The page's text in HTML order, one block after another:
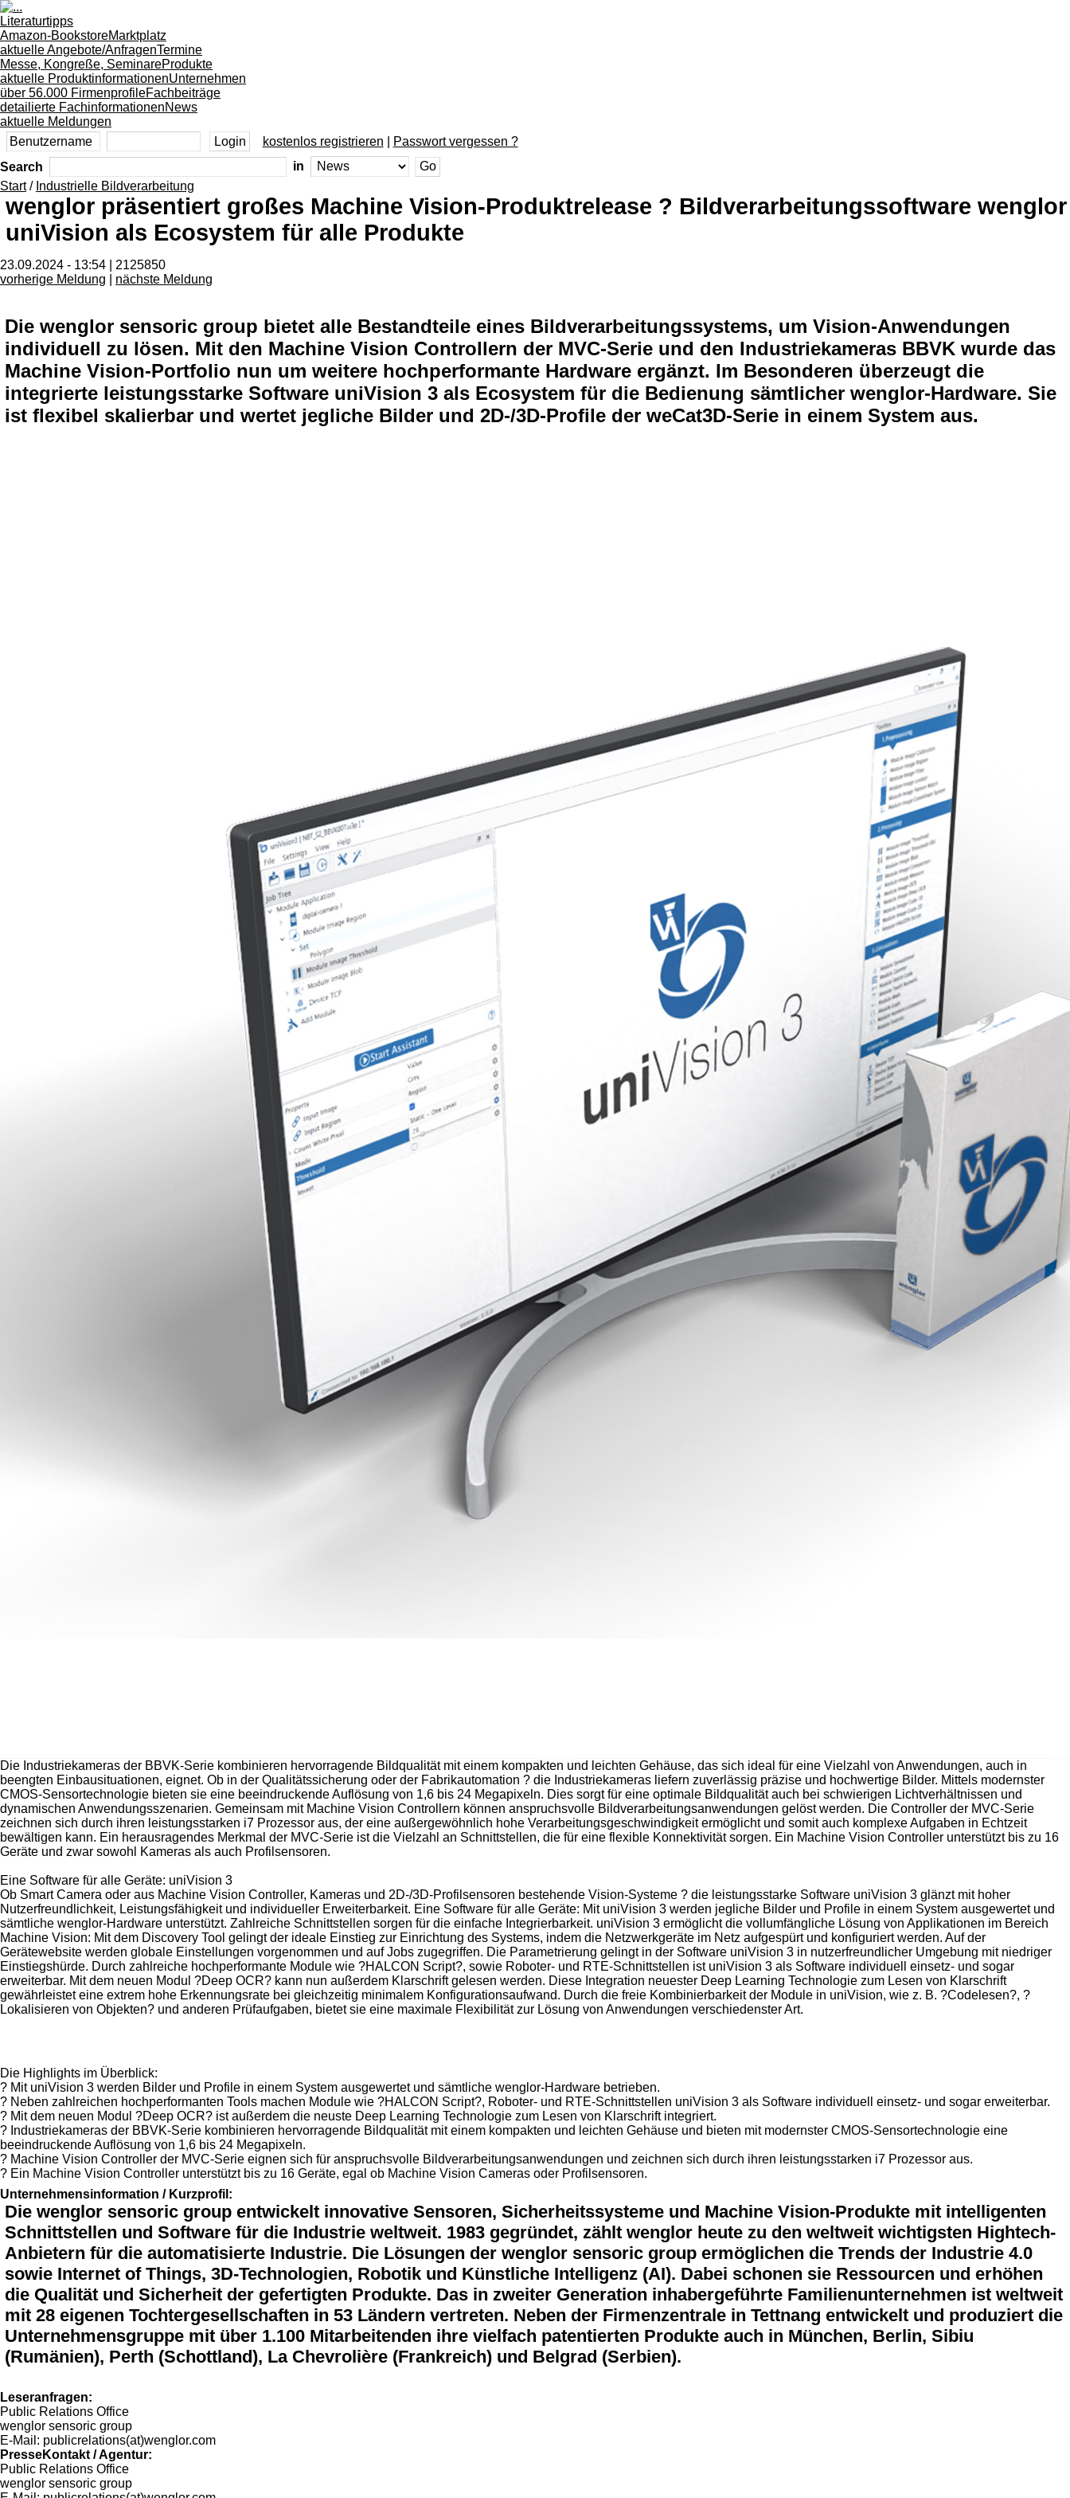
Literaturtipps
Amazon-BookstoreMarktplatz
aktuelle Angebote/AnfragenTermine
Messe, Kongreße, SeminareProdukte
aktuelle ProduktinformationenUnternehmen
über 56.000 FirmenprofileFachbeiträge
detailierte FachinformationenNews
aktuelle Meldungen
kostenlos registrieren
Passwort vergessen ?
Search
in
Start/ Industrielle Bildverarbeitung
wenglor präsentiert großes Machine Vision-Produktrelease ? Bildverarbeitungssoftware wenglor
uniVision als Ecosystem für alle Produkte
23.09.2024 - 13:54 | 2125850
vorherige Meldung
nächste Meldung
Die wenglor sensoric group bietet alle Bestandteile eines Bildverarbeitungssystems, um Vision-Anwendungen
individuell zu lösen. Mit den Machine Vision Controllern der MVC-Serie und den Industriekameras BBVK wurde das
Machine Vision-Portfolio nun um weitere hochperformante Hardware ergänzt. Im Besonderen überzeugt die
integrierte leistungsstarke Software uniVision 3 als Ecosystem für die Bedienung sämtlicher wenglor-Hardware. Sie
ist flexibel skalierbar und wertet jegliche Bilder und 2D-/3D-Profile der weCat3D-Serie in einem System aus.
Die Industriekameras der BBVK-Serie kombinieren hervorragende Bildqualität mit einem kompakten und leichten Gehäuse, das sich ideal für eine Vielzahl von Anwendungen, auch in
beengten Einbausituationen, eignet. Ob in der Qualitätssicherung oder der Fabrikautomation ? die Industriekameras liefern zuverlässig präzise und hochwertige Bilder. Mittels modernster
CMOS-Sensortechnologie bieten sie eine beeindruckende Auflösung von 1,6 bis 24 Megapixeln. Dies sorgt für eine optimale Bildqualität auch bei schwierigen Lichtverhältnissen und
dynamischen Anwendungsszenarien. Gemeinsam mit Machine Vision Controllern können anspruchsvolle Bildverarbeitungsanwendungen gelöst werden. Die Controller der MVC-Serie
zeichnen sich durch ihren leistungsstarken i7 Prozessor aus, der eine außergewöhnlich hohe Verarbeitungsgeschwindigkeit ermöglicht und somit auch komplexe Aufgaben in Echtzeit
bewältigen kann. Ein herausragendes Merkmal der MVC-Serie ist die Vielzahl an Schnittstellen, die für eine flexible Konnektivität sorgen. Ein Machine Vision Controller unterstützt bis zu 16
Geräte und zwar sowohl Kameras als auch Profilsensoren.
Eine Software für alle Geräte: uniVision 3
Ob Smart Camera oder aus Machine Vision Controller, Kameras und 2D-/3D-Profilsensoren bestehende Vision-Systeme ? die leistungsstarke Software uniVision 3 glänzt mit hoher
Nutzerfreundlichkeit, Leistungsfähigkeit und individueller Erweiterbarkeit. Eine Software für alle Geräte: Mit uniVision 3 werden jegliche Bilder und Profile in einem System ausgewertet und
sämtliche wenglor-Hardware unterstützt. Zahlreiche Schnittstellen sorgen für die einfache Integrierbarkeit. uniVision 3 ermöglicht die vollumfängliche Lösung von Applikationen im Bereich
Machine Vision: Mit dem Discovery Tool gelingt der ideale Einstieg zur Einrichtung des Systems, indem die Netzwerkgeräte im Netz aufgespürt und konfiguriert werden. Auf der
Gerätewebsite werden globale Einstellungen vorgenommen und auf Jobs zugegriffen. Die Parametrierung gelingt in der Software uniVision 3 in nutzerfreundlicher Umgebung mit niedriger
Einstiegshürde. Durch zahlreiche hochperformante Module wie ?HALCON Script?, sowie Roboter- und RTE-Schnittstellen ist uniVision 3 als Software individuell einsetz- und sogar
erweiterbar. Mit dem neuen Modul ?Deep OCR? kann nun außerdem Klarschrift gelesen werden. Diese Integration neuester Deep Learning Technologie zum Lesen von Klarschrift
gewährleistet eine extrem hohe Erkennungsrate bei gleichzeitig minimalem Konfigurationsaufwand. Durch die freie Kombinierbarkeit der Module in uniVision, wie z. B. ?Codelesen?, ?
Lokalisieren von Objekten? und anderen Prüfaufgaben, bietet sie eine maximale Flexibilität zur Lösung von Anwendungen verschiedenster Art.
Die Highlights im Überblick:
? Mit uniVision 3 werden Bilder und Profile in einem System ausgewertet und sämtliche wenglor-Hardware betrieben.
? Neben zahlreichen hochperformanten Tools machen Module wie ?HALCON Script?, Roboter- und RTE-Schnittstellen uniVision 3 als Software individuell einsetz- und sogar erweiterbar.
? Mit dem neuen Modul ?Deep OCR? ist außerdem die neuste Deep Learning Technologie zum Lesen von Klarschrift integriert.
? Industriekameras der BBVK-Serie kombinieren hervorragende Bildqualität mit einem kompakten und leichten Gehäuse und bieten mit modernster CMOS-Sensortechnologie eine
beeindruckende Auflösung von 1,6 bis 24 Megapixeln.
? Machine Vision Controller der MVC-Serie eignen sich für anspruchsvolle Bildverarbeitungsanwendungen und zeichnen sich durch ihren leistungsstarken i7 Prozessor aus.
? Ein Machine Vision Controller unterstützt bis zu 16 Geräte, egal ob Machine Vision Cameras oder Profilsensoren.
Unternehmensinformation / Kurzprofil:
Die wenglor sensoric group entwickelt innovative Sensoren, Sicherheitssysteme und Machine Vision-Produkte mit intelligenten
Schnittstellen und Software für die Industrie weltweit. 1983 gegründet, zählt wenglor heute zu den weltweit wichtigsten Hightech-
Anbietern für die automatisierte Industrie. Die Lösungen der wenglor sensoric group ermöglichen die Trends der Industrie 4.0
sowie Internet of Things, 3D-Technologien, Robotik und Künstliche Intelligenz (AI). Dabei schonen sie Ressourcen und erhöhen
die Qualität und Sicherheit der gefertigten Produkte. Das in zweiter Generation inhabergeführte Familienunternehmen ist weltweit
mit 28 eigenen Tochtergesellschaften in 53 Ländern vertreten. Neben der Firmenzentrale in Tettnang entwickelt und produziert die
Unternehmensgruppe mit über 1.100 Mitarbeitenden ihre vielfach patentierten Produkte auch in München, Berlin, Sibiu
(Rumänien), Perth (Schottland), La Chevrolière (Frankreich) und Belgrad (Serbien).
Leseranfragen:
Public Relations Office
wenglor sensoric group
E-Mail: publicrelations(at)wenglor.com
PresseKontakt / Agentur:
Public Relations Office
wenglor sensoric group